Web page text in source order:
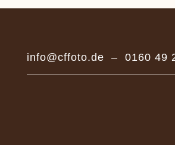
info@cffoto.de – 0160 49